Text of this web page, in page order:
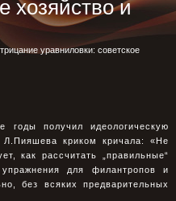
хозяйство и
уравниловки: советское
получил идеологическую
Л.Пияшева криком кричала: «Не
как рассчитать „правильные“
для филантропов и
без всяких предварительных